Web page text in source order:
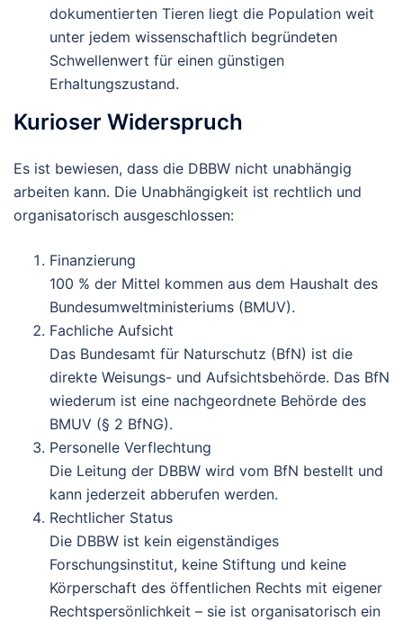
dokumentierten Tieren liegt die Population weit
unter jedem wissenschaftlich begründeten
Schwellenwert für einen günstigen
Erhaltungszustand.
Kurioser Widerspruch
Es ist bewiesen, dass die DBBW nicht unabhängig
arbeiten kann. Die Unabhängigkeit ist rechtlich und
organisatorisch ausgeschlossen:
Finanzierung
100 % der Mittel kommen aus dem Haushalt des
Bundesumweltministeriums (BMUV).
Fachliche Aufsicht
Das Bundesamt für Naturschutz (BfN) ist die
direkte Weisungs- und Aufsichtsbehörde. Das BfN
wiederum ist eine nachgeordnete Behörde des
BMUV (§ 2 BfNG).
Personelle Verflechtung
Die Leitung der DBBW wird vom BfN bestellt und
kann jederzeit abberufen werden.
Rechtlicher Status
Die DBBW ist kein eigenständiges
Forschungsinstitut, keine Stiftung und keine
Körperschaft des öffentlichen Rechts mit eigener
Rechtspersönlichkeit – sie ist organisatorisch ein